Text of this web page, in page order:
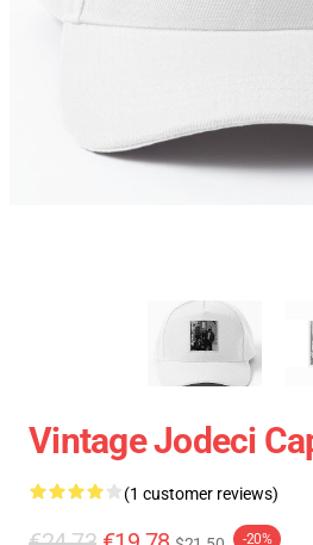
Vintage Jodeci
(1 customer reviews)
-20%